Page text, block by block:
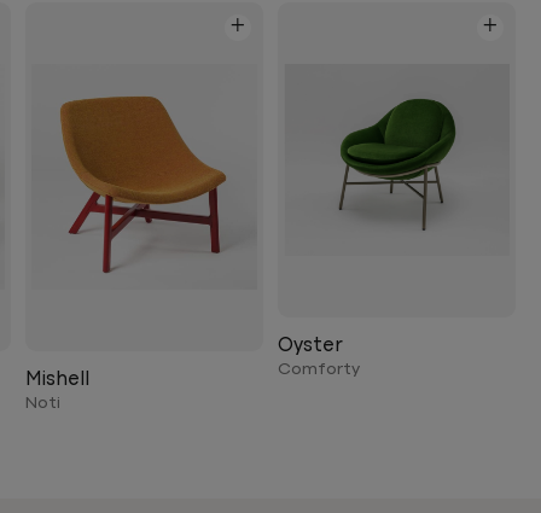
+
Oyster
Comforty
+
Mishell
Noti